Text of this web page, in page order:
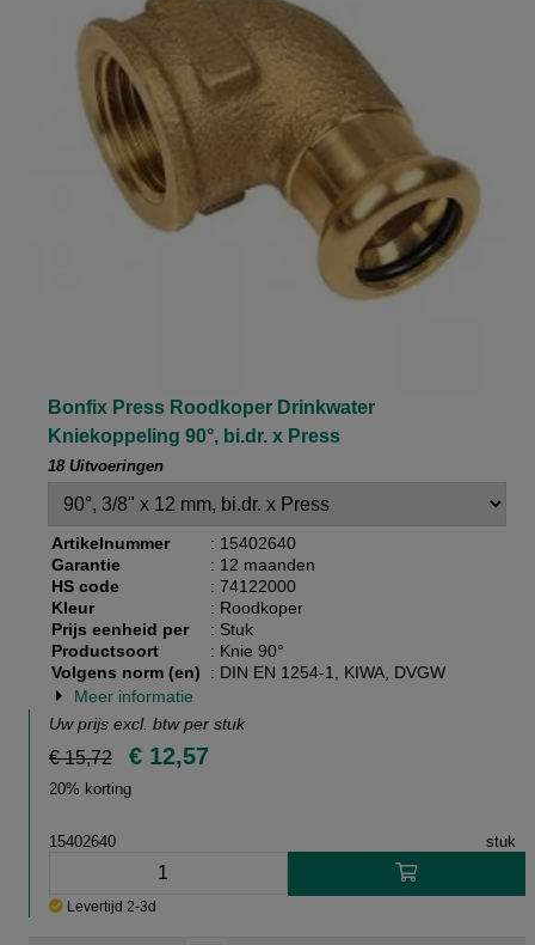
Bonfix Press Roodkoper Drinkwater
Kniekoppeling 90°, bi.dr. x Press
18 Uitvoeringen
Artikelnummer
: 15402640
Garantie
: 12 maanden
HS code
: 74122000
Kleur
: Roodkoper
Prijs eenheid per
: Stuk
Productsoort
: Knie 90°
Volgens norm (en)
: DIN EN 1254-1, KIWA, DVGW
Meer informatie
Uw prijs excl. btw per stuk
€ 15,72 € 12,57
20% korting
15402640 stuk
Levertijd 2-3d